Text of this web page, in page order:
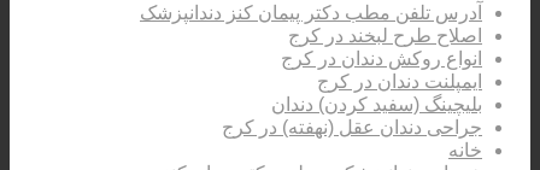
آدرس تلفن مطب دکتر پیمان کنز دندانپزشک
اصلاح طرح لبخند در کرج
انواع روکش دندان در کرج
ایمپلنت دندان در کرج
بلیچینگ (سفید کردن) دندان
جراحی دندان عقل (نهفته) در کرج
خانه